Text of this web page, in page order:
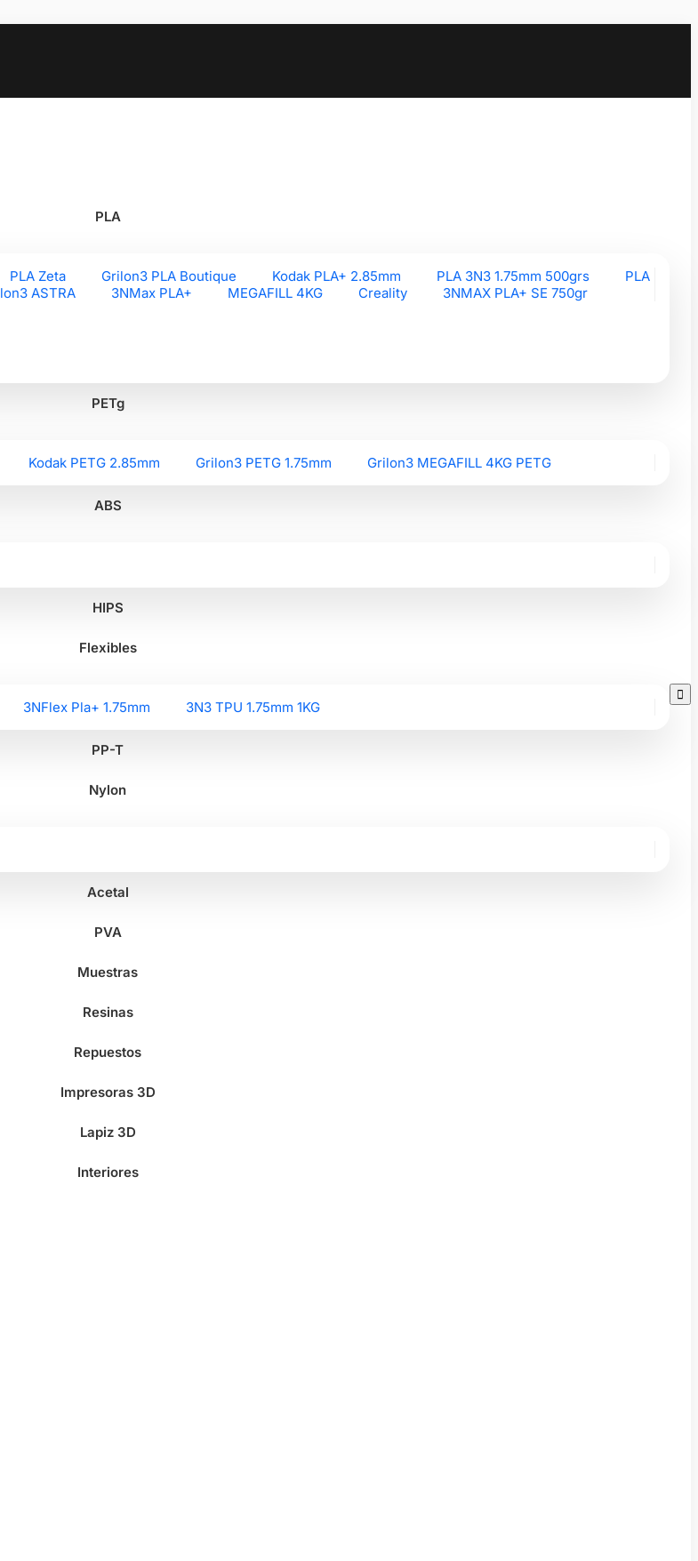
PLA
PLA Zeta Grilon3 PLA Boutique Kodak PLA+ 2.85mm PLA 3N3 1.75mm 500grs
PLA
ASTRA 3NMax PLA+ MEGAFILL 4KG Creality
3NMAX PLA+ SE 750gr
PETg
Kodak PETG 2.85mm Grilon3 PETG 1.75mm Grilon3 MEGAFILL 4KG PETG
ABS
HIPS
Flexibles
3NFlex Pla+ 1.75mm 3N3 TPU 1.75mm 1KG
PP-T
Nylon
Acetal
PVA
Muestras
Resinas
Repuestos
Impresoras 3D
Lapiz 3D
Interiores
